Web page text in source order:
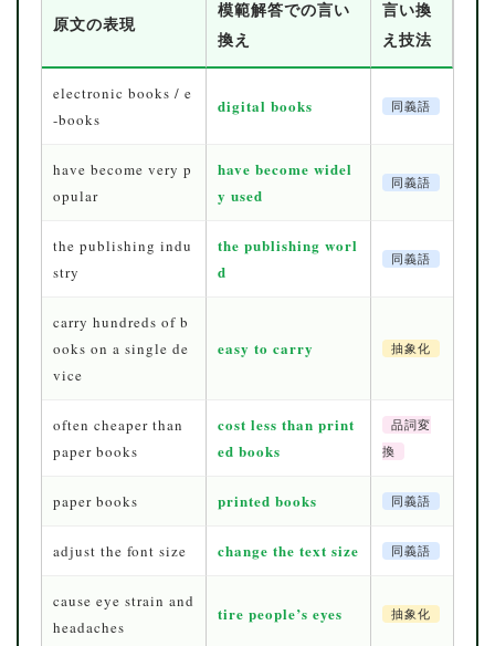
原文の表現
模範解答での言い
換え
言い換
え技法
electronic books / e
-books
digital books 同義語
have become very p
opular
have become widel
y used
同義語
the publishing indu
stry
the publishing worl
d
同義語
carry hundreds of b
ooks on a single de
vice
easy to carry 抽象化
often cheaper than
paper books
cost less than print
ed books
品詞変
換
paper books printed books 同義語
adjust the font size change the text size 同義語
cause eye strain and
headaches
tire people’s eyes 抽象化